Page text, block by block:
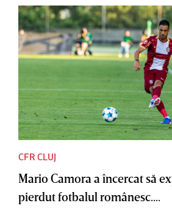
CFR CLUJ
Mario Camora a încercat să
pierdut fotbalul românesc....